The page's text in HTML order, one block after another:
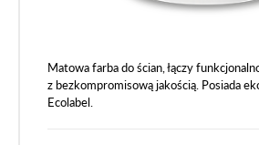
Matowa farba do ścian, łączy
z bezkompromisową jakością. Posiada
Ecolabel.